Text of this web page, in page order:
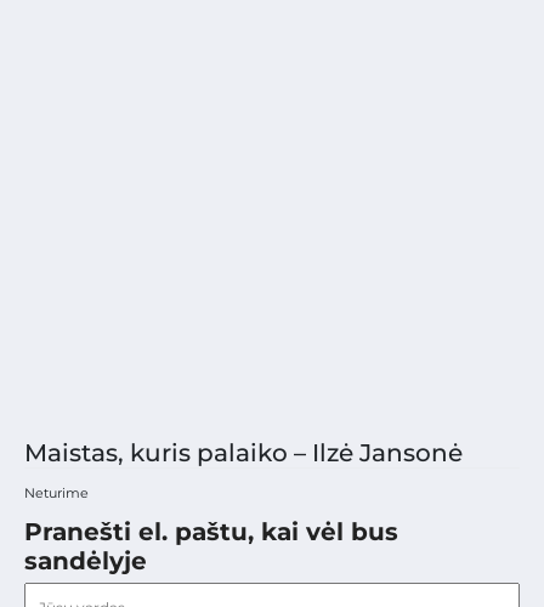
Maistas, kuris palaiko – Ilzė Jansonė
Neturime
Pranešti el. paštu, kai vėl bus
sandėlyje